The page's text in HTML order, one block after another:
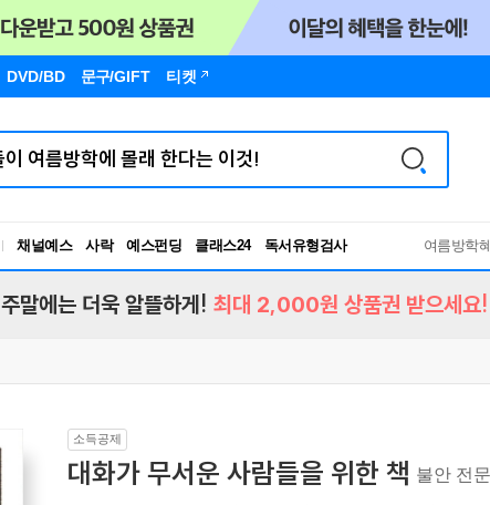
DVD/BD 문구/GIFT 티켓
채널예스 사락 예스펀딩 클래스24
독서유형검사
여름방학
주말에는 더욱 알뜰하게! 최대 2,000원 상품권 받으세요!
소득공제
대화가 무서운 사람들을 위한 책 불안 전